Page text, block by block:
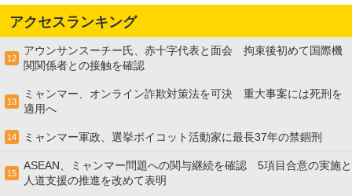
アクセスランキング
12
アウンサンスーチー氏、赤十字代表と面会 拘束後初めて国際機
関関係者との接触を確認
13
ミャンマー、オンライン詐欺対策法を可決 重大事案には死刑を
適用へ
14 ミャンマー軍政、選挙ボイコット活動家に最長37年の禁錮刑
15
ASEAN、ミャンマー問題への関与継続を確認 5項目合意の実施と
人道支援の推進を改めて表明